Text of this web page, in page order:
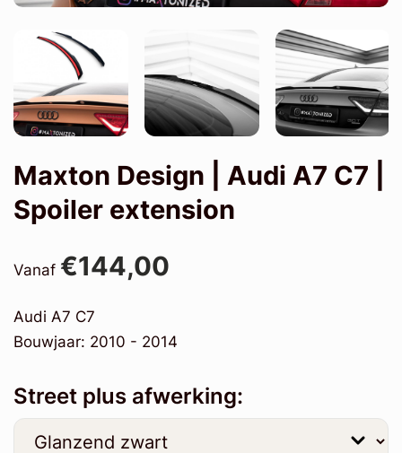
Maxton Design | Audi A7 C7 |
Spoiler extension
Vanaf €144,00
Audi A7 C7
Bouwjaar: 2010 - 2014
Street plus afwerking: